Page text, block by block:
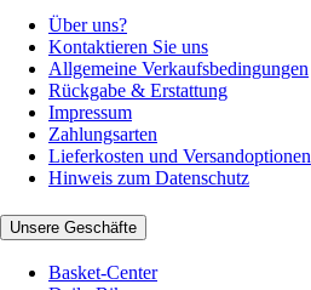
Über uns?
Kontaktieren Sie uns
Allgemeine Verkaufsbedingungen
Rückgabe & Erstattung
Impressum
Zahlungsarten
Lieferkosten und Versandoptionen
Hinweis zum Datenschutz
Unsere Geschäfte
Basket-Center